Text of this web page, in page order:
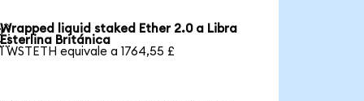
Wrapped liquid staked Ether 2.0 a Libra
Esterlina Británica
1 WSTETH equivale a 1764,55 £